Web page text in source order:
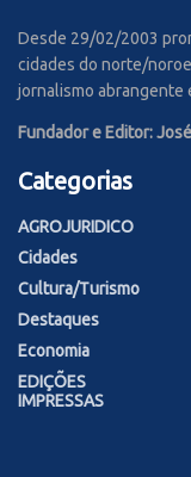
Desde 29/02/2003
cidades do norte/
jornalismo abrangente
Fundador e Editor:
Categorias
AGROJURIDICO
Cidades
Cultura/Turismo
Destaques
Economia
EDIÇÕES
IMPRESSAS